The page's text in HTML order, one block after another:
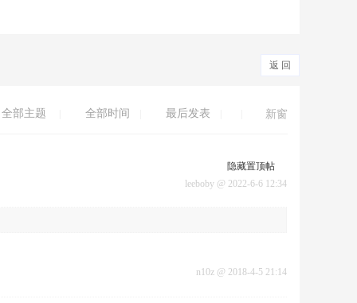
返 回
新窗
最后发表
全部时间
全部主题
隐藏置顶帖
leeboby @ 2022-6-6 12:34
n10z @ 2018-4-5 21:14